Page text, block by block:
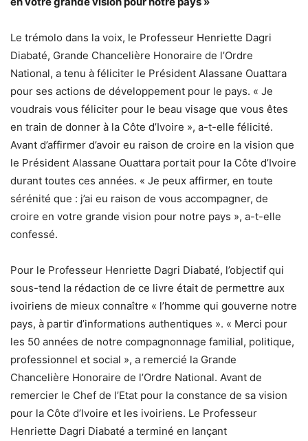
Le trémolo dans la voix, le Professeur Henriette Dagri
Diabaté, Grande Chancelière Honoraire de l’Ordre
National, a tenu à féliciter le Président Alassane Ouattara
pour ses actions de développement pour le pays. « Je
voudrais vous féliciter pour le beau visage que vous êtes
en train de donner à la Côte d’Ivoire », a-t-elle félicité.
Avant d’affirmer d’avoir eu raison de croire en la vision que
le Président Alassane Ouattara portait pour la Côte d’Ivoire
durant toutes ces années. « Je peux affirmer, en toute
sérénité que : j’ai eu raison de vous accompagner, de
croire en votre grande vision pour notre pays », a-t-elle
confessé.
Pour le Professeur Henriette Dagri Diabaté, l’objectif qui
sous-tend la rédaction de ce livre était de permettre aux
ivoiriens de mieux connaître « l’homme qui gouverne notre
pays, à partir d’informations authentiques ». « Merci pour
les 50 années de notre compagnonnage familial, politique,
professionnel et social », a remercié la Grande
Chancelière Honoraire de l’Ordre National. Avant de
remercier le Chef de l’Etat pour la constance de sa vision
pour la Côte d’Ivoire et les ivoiriens. Le Professeur
Henriette Dagri Diabaté a terminé en lançant